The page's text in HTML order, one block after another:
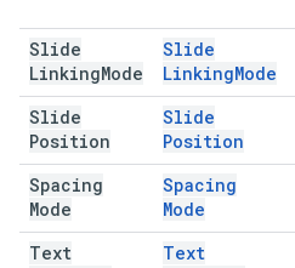
Slide
LinkingMode
Slide
LinkingMode
Slide
Position
Slide
Position
Spacing
Mode
Spacing
Mode
Text
Text